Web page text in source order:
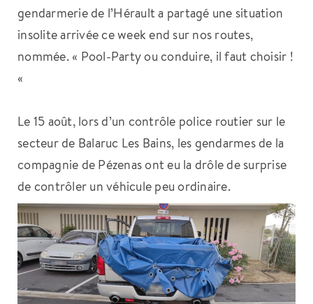
gendarmerie de l’Hérault a partagé une situation
insolite arrivée ce week end sur nos routes,
nommée. « Pool-Party ou conduire, il faut choisir !
«
Le 15 août, lors d’un contrôle police routier sur le
secteur de Balaruc Les Bains, les gendarmes de la
compagnie de Pézenas ont eu la drôle de surprise
de contrôler un véhicule peu ordinaire.